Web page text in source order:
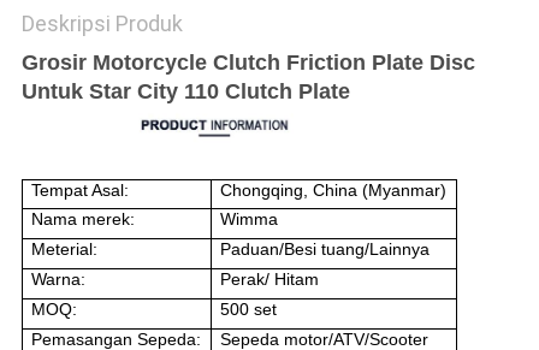
Deskripsi Produk
Grosir Motorcycle Clutch Friction Plate Disc
Untuk Star City 110 Clutch Plate
Tempat Asal:
Chongqing, China (Myanmar)
Nama merek:
Wimma
Meterial:
Paduan/Besi tuang/Lainnya
Warna:
Perak/ Hitam
MOQ:
500 set
Pemasangan Sepeda:
Sepeda motor/ATV/Scooter